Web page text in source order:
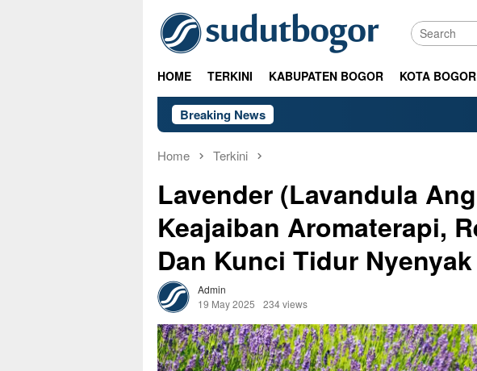
content
HOME TERKINI KABUPATEN BOGOR KOTA BOGOR
Breaking News PSA: Call
Home Terkini
Lavender (Lavandula
Keajaiban Aromaterapi,
Dan Kunci Tidur Nyenyak
Admin
19 May 2025
234 views